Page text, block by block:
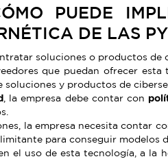
PUEDE
DE LAS
soluciones o productos
que puedan ofrecer
soluciones y productos de
, la empresa debe contar con
la empresa necesita contar
para conseguir modelos
el uso de esta tecnología, a la